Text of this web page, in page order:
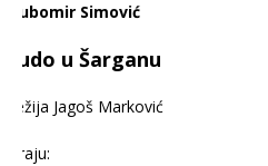
Ljubomir Simović
Čudo u Šarganu
Režija Jagoš Marković
Igraju: